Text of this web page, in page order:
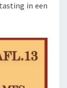
in een